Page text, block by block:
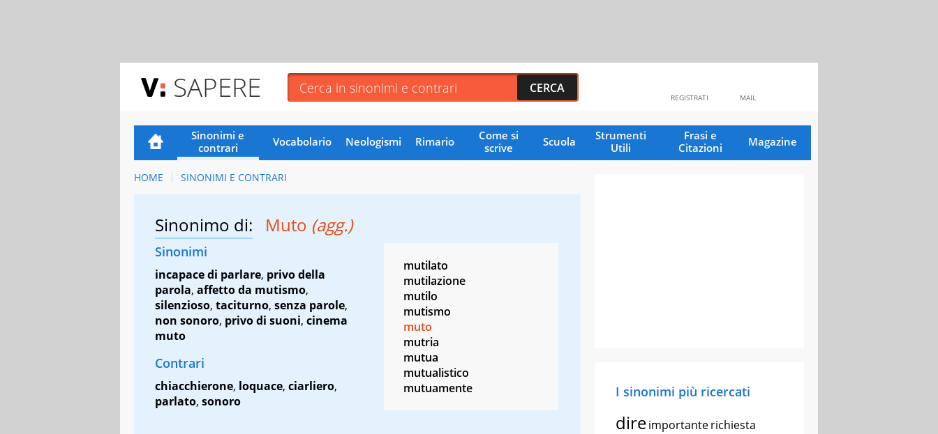
SAPERE MAIL
REGISTRATI
Sinonimi e
contrari
Vocabolario Neologismi Rimario
Come si
scrive
Scuola
Strumenti
Utili
Frasi e
Citazioni
Magazine
HOME SINONIMI E CONTRARI
Sinonimo di: Muto (agg.)
Sinonimi
incapace di parlare, privo della
parola, affetto da mutismo,
silenzioso, taciturno, senza parole,
non sonoro, privo di suoni, cinema
muto
Contrari
chiacchierone, loquace, ciarliero,
parlato, sonoro
mutilato
mutilazione
mutilo
mutismo
muto
mutria
mutua
mutualistico
mutuamente
I sinonimi più ricercati
direimportanterichiesta